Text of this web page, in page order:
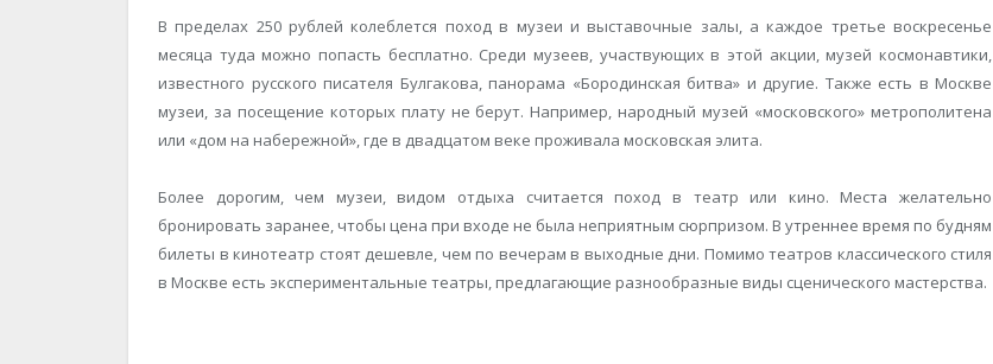
В пределах 250 рублей колеблется поход в музеи и выставочные залы, а каждое третье воскресенье
месяца туда можно попасть бесплатно. Среди музеев, участвующих в этой акции, музей космонавтики,
известного русского писателя Булгакова, панорама «Бородинская битва» и другие. Также есть в Москве
музеи, за посещение которых плату не берут. Например, народный музей «московского» метрополитена
или «дом на набережной», где в двадцатом веке проживала московская элита.
Более дорогим, чем музеи, видом отдыха считается поход в театр или кино. Места желательно
бронировать заранее, чтобы цена при входе не была неприятным сюрпризом. В утреннее время по будням
билеты в кинотеатр стоят дешевле, чем по вечерам в выходные дни. Помимо театров классического стиля
в Москве есть экспериментальные театры, предлагающие разнообразные виды сценического мастерства.